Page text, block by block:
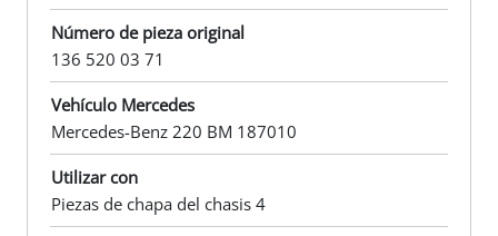
Número de pieza original
136 520 03 71
Vehículo Mercedes
Mercedes-Benz 220 BM 187010
Utilizar con
Piezas de chapa del chasis 4